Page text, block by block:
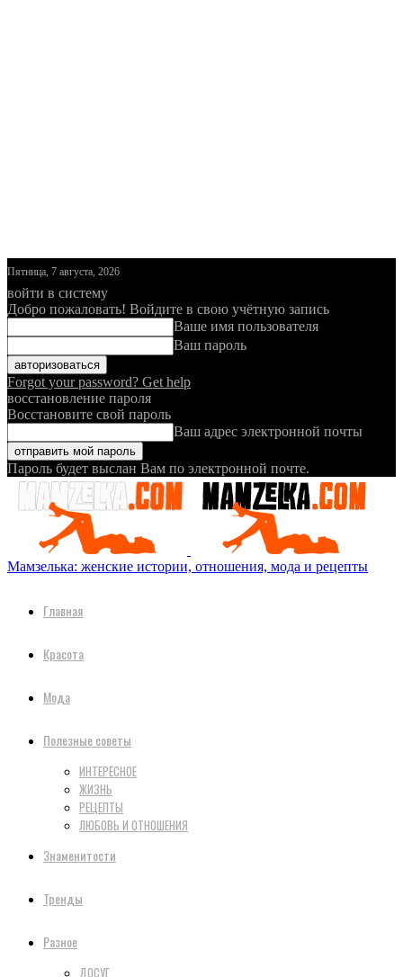
Пятница, 7 августа, 2026
войти в систему
Добро пожаловать! Войдите в свою учётную запись
Ваше имя пользователя
Ваш пароль
Forgot your password? Get help
восстановление пароля
Восстановите свой пароль
Ваш адрес электронной почты
Пароль будет выслан Вам по электронной почте.
Мамзелька: женские истории, отношения, мода и рецепты
Главная
Красота
Мода
Полезные советы
ИНТЕРЕСНОЕ
ЖИЗНЬ
РЕЦЕПТЫ
ЛЮБОВЬ И ОТНОШЕНИЯ
Знаменитости
Тренды
Разное
ДОСУГ